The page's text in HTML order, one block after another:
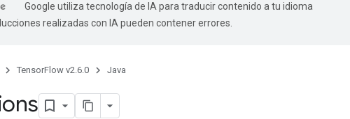
Google utiliza tecnología de IA para traducir contenido a tu idioma
realizadas con IA pueden contener errores.
TensorFlow v2.6.0 Java